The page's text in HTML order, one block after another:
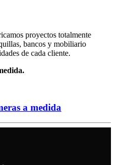
proyectos totalmente
bancos y mobiliario
de cada cliente.
a medida